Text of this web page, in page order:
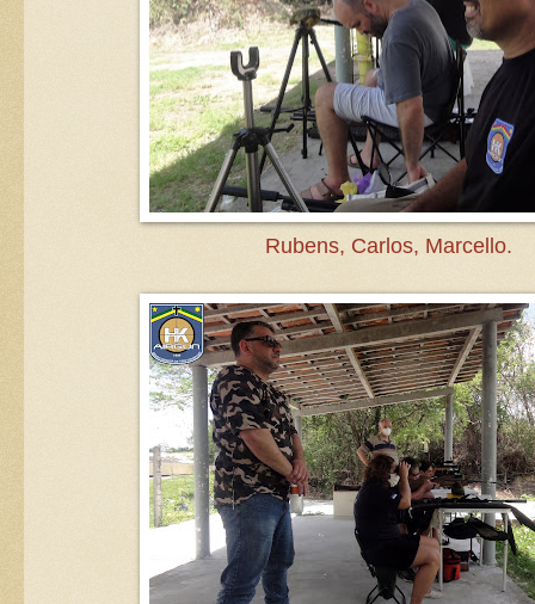
Rubens, Carlos, Marcello.